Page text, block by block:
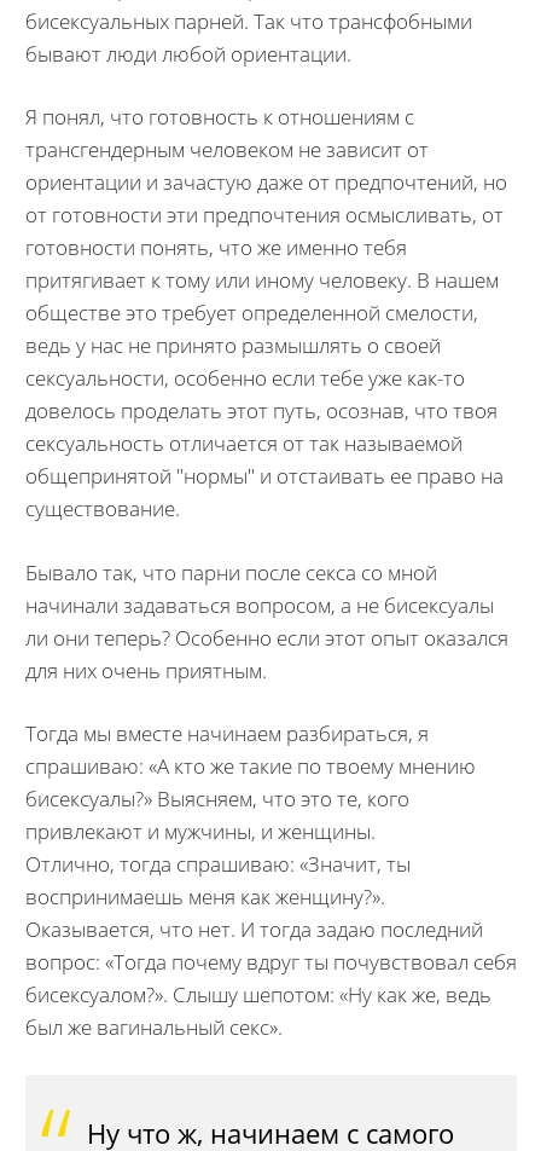
бисексуальных парней. Так что трансфобными
бывают люди любой ориентации.
Я понял, что готовность к отношениям с
трансгендерным человеком не зависит от
ориентации и зачастую даже от предпочтений, но
от готовности эти предпочтения осмысливать, от
готовности понять, что же именно тебя
притягивает к тому или иному человеку. В нашем
обществе это требует определенной смелости,
ведь у нас не принято размышлять о своей
сексуальности, особенно если тебе уже как-то
довелось проделать этот путь, осознав, что твоя
сексуальность отличается от так называемой
общепринятой "нормы" и отстаивать ее право на
существование.
Бывало так, что парни после секса со мной
начинали задаваться вопросом, а не бисексуалы
ли они теперь? Особенно если этот опыт оказался
для них очень приятным.
Тогда мы вместе начинаем разбираться, я
спрашиваю: «А кто же такие по твоему мнению
бисексуалы?» Выясняем, что это те, кого
привлекают и мужчины, и женщины.
Отлично, тогда спрашиваю: «Значит, ты
воспринимаешь меня как женщину?».
Оказывается, что нет. И тогда задаю последний
вопрос: «Тогда почему вдруг ты почувствовал себя
бисексуалом?». Слышу шепотом: «Ну как же, ведь
был же вагинальный секс».
Ну что ж, начинаем с самого